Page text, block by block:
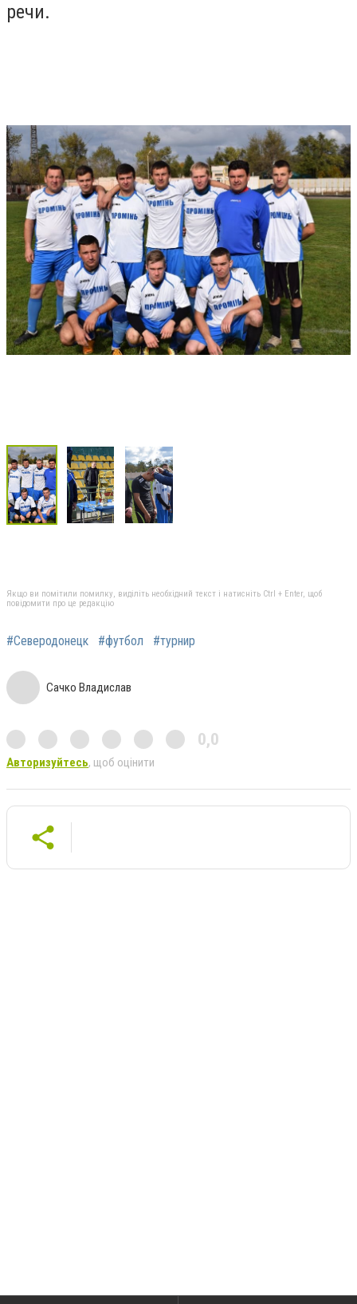
речи.
Якщо ви помітили помилку, виділіть необхідний текст і натисніть Ctrl + Enter, щоб
повідомити про це редакцію
#Северодонецк #футбол #турнир
Сачко Владислав
0,0
Авторизуйтесь, щоб оцінити